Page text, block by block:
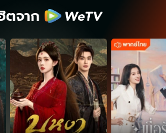
ตจาก